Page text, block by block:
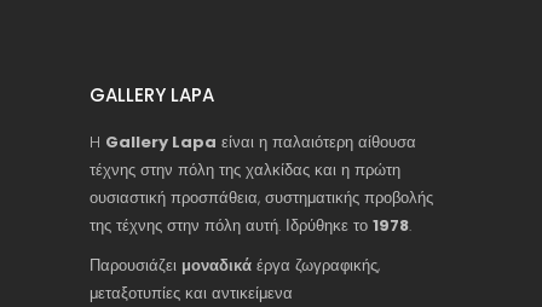
GALLERY LAPA
H Gallery Lapa είναι η παλαιότερη αίθουσα
τέχνης στην πόλη της χαλκίδας και η πρώτη
ουσιαστική προσπάθεια, συστηματικής προβολής
της τέχνης στην πόλη αυτή. Ιδρύθηκε το 1978.
Παρουσιάζει μοναδικά έργα ζωγραφικής,
μεταξοτυπίες και αντικείμενα